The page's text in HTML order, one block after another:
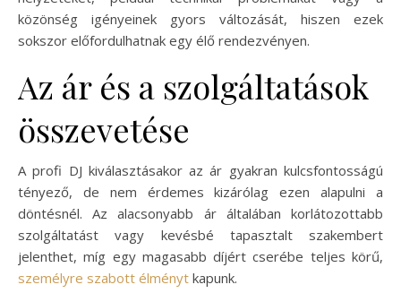
közönség igényeinek gyors változását, hiszen ezek
sokszor előfordulhatnak egy élő rendezvényen.
Az ár és a szolgáltatások
összevetése
A profi DJ kiválasztásakor az ár gyakran kulcsfontosságú
tényező, de nem érdemes kizárólag ezen alapulni a
döntésnél. Az alacsonyabb ár általában korlátozottabb
szolgáltatást vagy kevésbé tapasztalt szakembert
jelenthet, míg egy magasabb díjért cserébe teljes körű,
személyre szabott élményt kapunk.